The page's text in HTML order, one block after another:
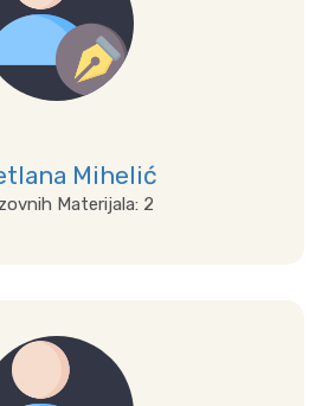
Mihelić
Materijala: 2
Prikaži sve